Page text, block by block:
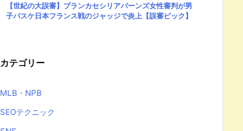
【世紀の大誤審】ブランカセシリアバーンズ女性審判が男
子バスケ日本フランス戦のジャッジで炎上【誤審ピック】
カテゴリー
MLB・NPB
SEOテクニック